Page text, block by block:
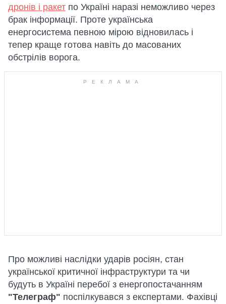
дронів і ракет по Україні наразі неможливо через
брак інформації. Проте українська
енергосистема певною мірою відновилась і
тепер краще готова навіть до масованих
обстрілів ворога.
Про можливі наслідки ударів росіян, стан
української критичної інфраструктури та чи
будуть в Україні перебої з енергопостачанням
"Телеграф" поспілкувався з експертами. Фахівці